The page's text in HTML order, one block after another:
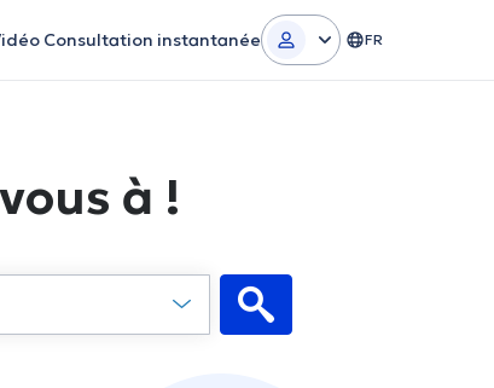
Consultation instantanée FR
à !